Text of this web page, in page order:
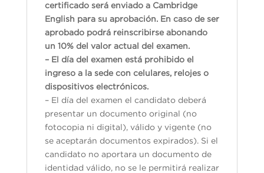
certificado será enviado a Cambridge
English para su aprobación. En caso de ser
aprobado podrá reinscribirse abonando
un 10% del valor actual del examen.
– El día del examen está prohibido el
ingreso a la sede con celulares, relojes o
dispositivos electrónicos.
– El día del examen el candidato deberá
presentar un documento original (no
fotocopia ni digital), válido y vigente (no
se aceptarán documentos expirados). Si el
candidato no aportara un documento de
identidad válido, no se le permitirá realizar